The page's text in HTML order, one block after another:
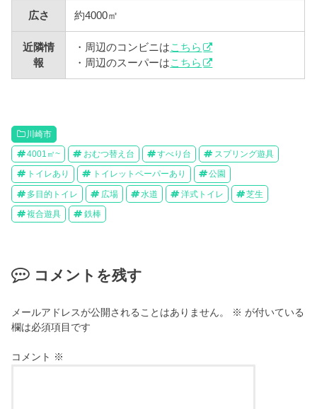
広さ 約4000㎡
近隣情
報
・周辺のコンビニはこちら
・周辺のスーパーはこちら
川崎市
4001㎡~ おむつ替え台 すべり台 スプリング遊具
トイレあり トイレットペーパーあり 公園
多目的トイレ 広場 水道 洋式トイレ 芝生
複合遊具 鉄棒
コメントを残す
メールアドレスが公開されることはありません。 ※ が付いている
欄は必須項目です
コメント ※